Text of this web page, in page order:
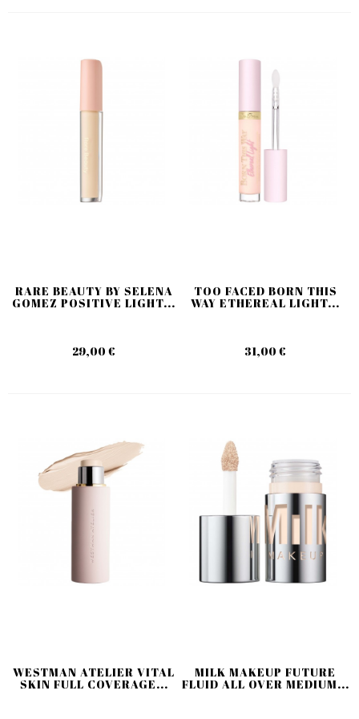
RARE BEAUTY BY SELENA
GOMEZ POSITIVE LIGHT...
29,00 €
TOO FACED BORN THIS
WAY ETHEREAL LIGHT...
31,00 €
WESTMAN ATELIER VITAL
SKIN FULL COVERAGE...
MILK MAKEUP FUTURE
FLUID ALL OVER MEDIUM...